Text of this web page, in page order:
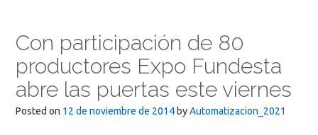
Con participación de 80
productores Expo Fundesta
abre las puertas este viernes
Posted on 12 de noviembre de 2014 byAutomatizacion_2021